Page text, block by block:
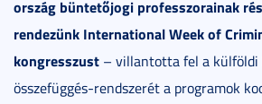
ország büntetőjogi professzorainak
rendezünk International Week of
kongresszust – villantotta fel a külföldi
összefüggés-rendszerét a programok